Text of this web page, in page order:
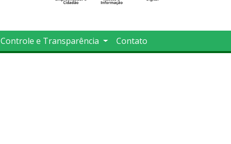
Controle e Transparência Contato